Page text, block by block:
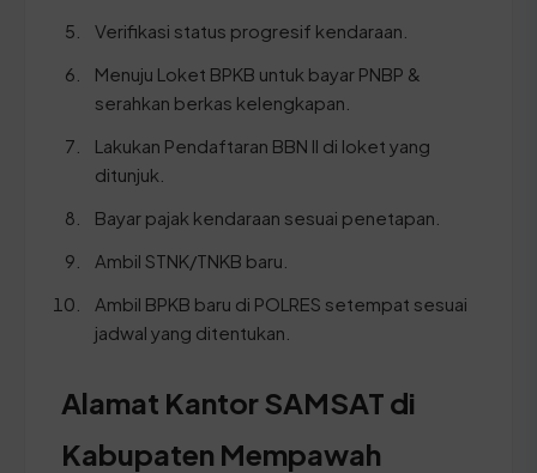
Verifikasi status progresif kendaraan.
Menuju Loket BPKB untuk bayar PNBP &
serahkan berkas kelengkapan.
Lakukan Pendaftaran BBN II di loket yang
ditunjuk.
Bayar pajak kendaraan sesuai penetapan.
Ambil STNK/TNKB baru.
Ambil BPKB baru di POLRES setempat sesuai
jadwal yang ditentukan.
Alamat Kantor SAMSAT di
Kabupaten Mempawah